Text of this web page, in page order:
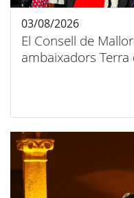
El Consell de
ambaixadors Terra
03/08/2026